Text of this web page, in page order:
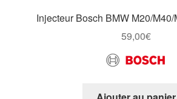
Injecteur Bosch BMW M20/
59,00€